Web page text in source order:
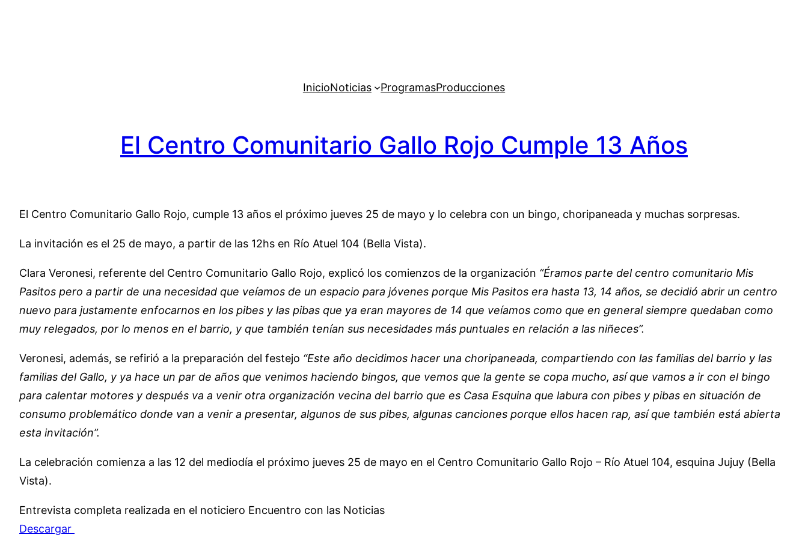
InicioNoticias ProgramasProducciones
El Centro Comunitario Gallo Rojo Cumple 13 Años
El Centro Comunitario Gallo Rojo, cumple 13 años el próximo jueves 25 de mayo y lo celebra con un bingo, choripaneada y muchas sorpresas.
La invitación es el 25 de mayo, a partir de las 12hs en Río Atuel 104 (Bella Vista).
Clara Veronesi, referente del Centro Comunitario Gallo Rojo, explicó los comienzos de la organización “Éramos parte del centro comunitario Mis
Pasitos pero a partir de una necesidad que veíamos de un espacio para jóvenes porque Mis Pasitos era hasta 13, 14 años, se decidió abrir un centro
nuevo para justamente enfocarnos en los pibes y las pibas que ya eran mayores de 14 que veíamos como que en general siempre quedaban como
muy relegados, por lo menos en el barrio, y que también tenían sus necesidades más puntuales en relación a las niñeces”.
Veronesi, además, se refirió a la preparación del festejo “Este año decidimos hacer una choripaneada, compartiendo con las familias del barrio y las
familias del Gallo, y ya hace un par de años que venimos haciendo bingos, que vemos que la gente se copa mucho, así que vamos a ir con el bingo
para calentar motores y después va a venir otra organización vecina del barrio que es Casa Esquina que labura con pibes y pibas en situación de
consumo problemático donde van a venir a presentar, algunos de sus pibes, algunas canciones porque ellos hacen rap, así que también está abierta
esta invitación”.
La celebración comienza a las 12 del mediodía el próximo jueves 25 de mayo en el Centro Comunitario Gallo Rojo – Río Atuel 104, esquina Jujuy (Bella
Vista).
Entrevista completa realizada en el noticiero Encuentro con las Noticias
Descargar